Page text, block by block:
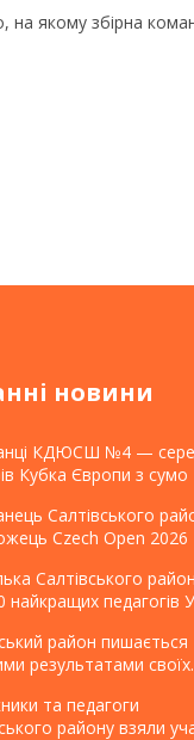
на якому збірна
новини
КДЮСШ №4 —
Кубка Європи з сумо
Салтівського
Czech Open 2026
Салтівського
педагогів
район пишається
результатами своїх
та педагоги
району взяли